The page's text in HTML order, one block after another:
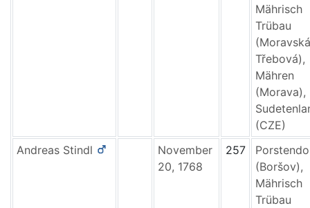
Mährisch
Trübau
(Moravská
Třebová),
Mähren
(Morava),
(CZE)
Andreas Stindl
November
20, 1768
257
(Boršov),
Mährisch
Trübau